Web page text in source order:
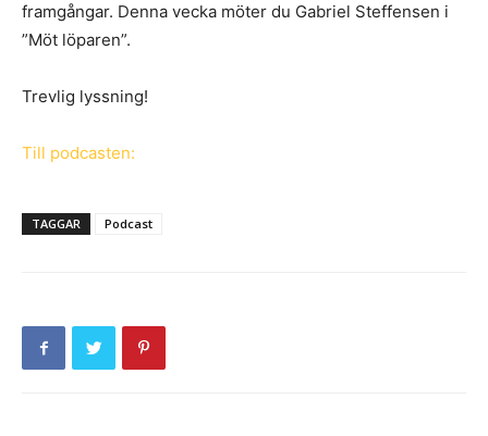
framgångar. Denna vecka möter du Gabriel Steffensen i
”Möt löparen”.
Trevlig lyssning!
Till podcasten:
TAGGAR Podcast